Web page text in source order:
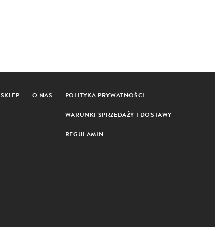
SKLEP O NAS POLITYKA PRYWATNOŚCI
WARUNKI SPRZEDAŻY I DOSTAWY
REGULAMIN